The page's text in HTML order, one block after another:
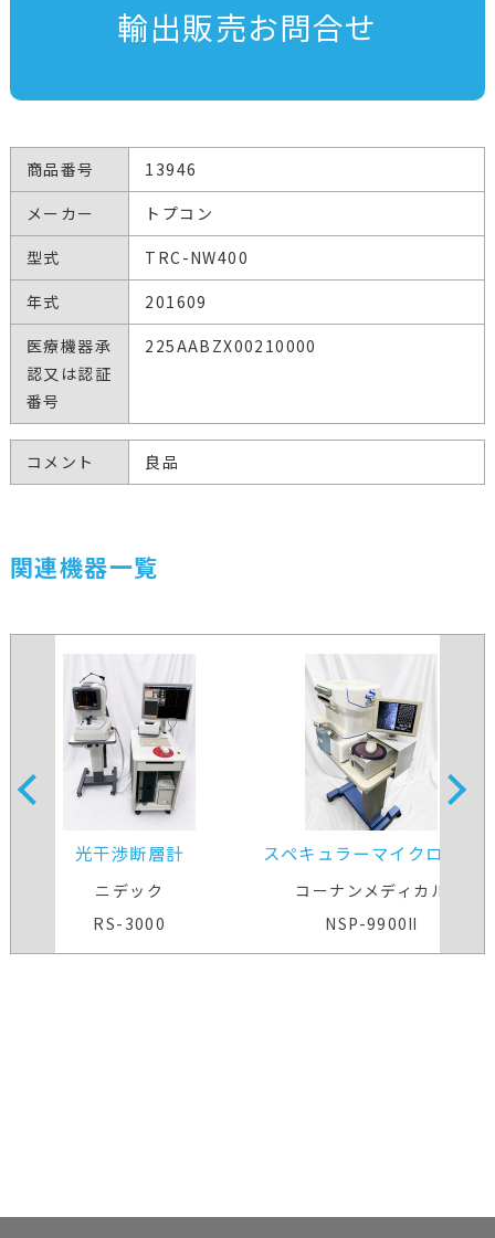
輸出販売お問合せ
商品番号
13946
メーカー
トプコン
型式
TRC-NW400
年式
201609
医療機器承
認又は認証
番号
225AABZX00210000
コメント 良品
関連機器一覧
光干渉断層計
ニデック
RS-3000
スペキュラーマイクロスコ
ープ
コーナンメディカル
NSP-9900Ⅱ